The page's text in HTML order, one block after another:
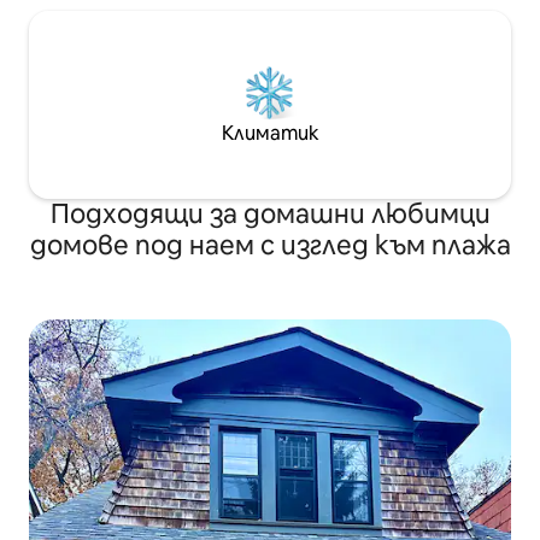
Климатик
Подходящи за домашни любимци
домове под наем с изглед към плажа